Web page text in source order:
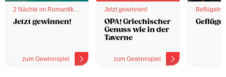
2 Nächte im Romantik
Hotel
Jetzt gewinnen!
zum Gewinnspiel
Jetzt gewinnen!
OPA! Griechischer
Genuss wie in der
Taverne
zum Gewinnspiel